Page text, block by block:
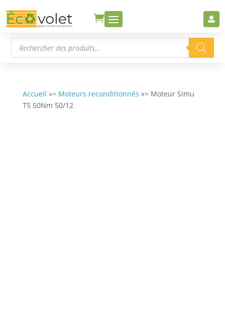
 
Recherche
produits
Accueil »> Moteurs reconditionnés »> Moteur Simu
T5 50Nm 50/12